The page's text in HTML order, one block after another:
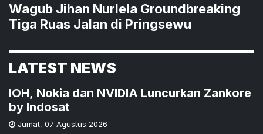
Wagub Jihan Nurlela Groundbreaking
Tiga Ruas Jalan di Pringsewu
LATEST NEWS
IOH, Nokia dan NVIDIA Luncurkan Zankore
by Indosat
Jumat, 07 Agustus 2026